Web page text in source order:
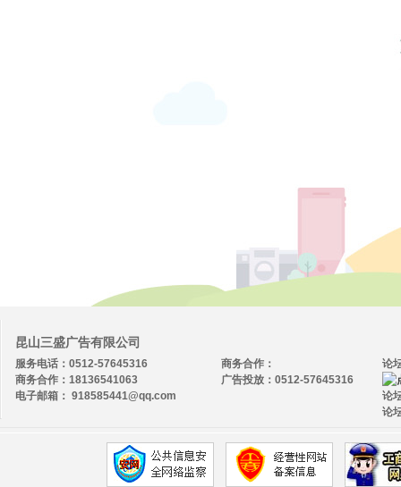
昆山三盛广告有限公司
服务电话：0512-57645316
商务合作：18136541063
电子邮箱： 918585441@qq.com
论
论
论
商务合作：
广告投放：0512-57645316